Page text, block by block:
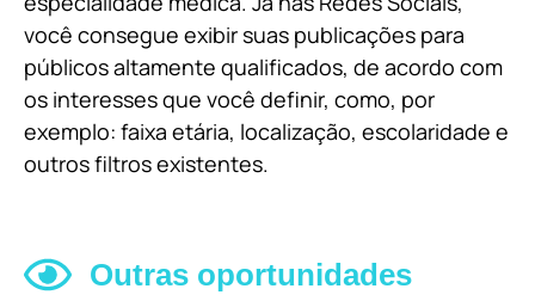
você consegue exibir suas publicações para
públicos altamente qualificados, de acordo com
os interesses que você definir, como, por
exemplo: faixa etária, localização, escolaridade e
outros filtros existentes.
Outras oportunidades